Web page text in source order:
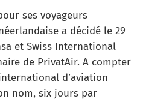
ses voyageurs
a décidé le 29
et Swiss International
de PrivatAir. A compter
d’aviation
nom, six jours par